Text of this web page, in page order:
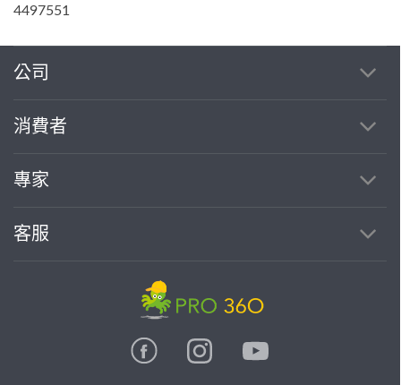
4497551
公司
消費者
專家
客服